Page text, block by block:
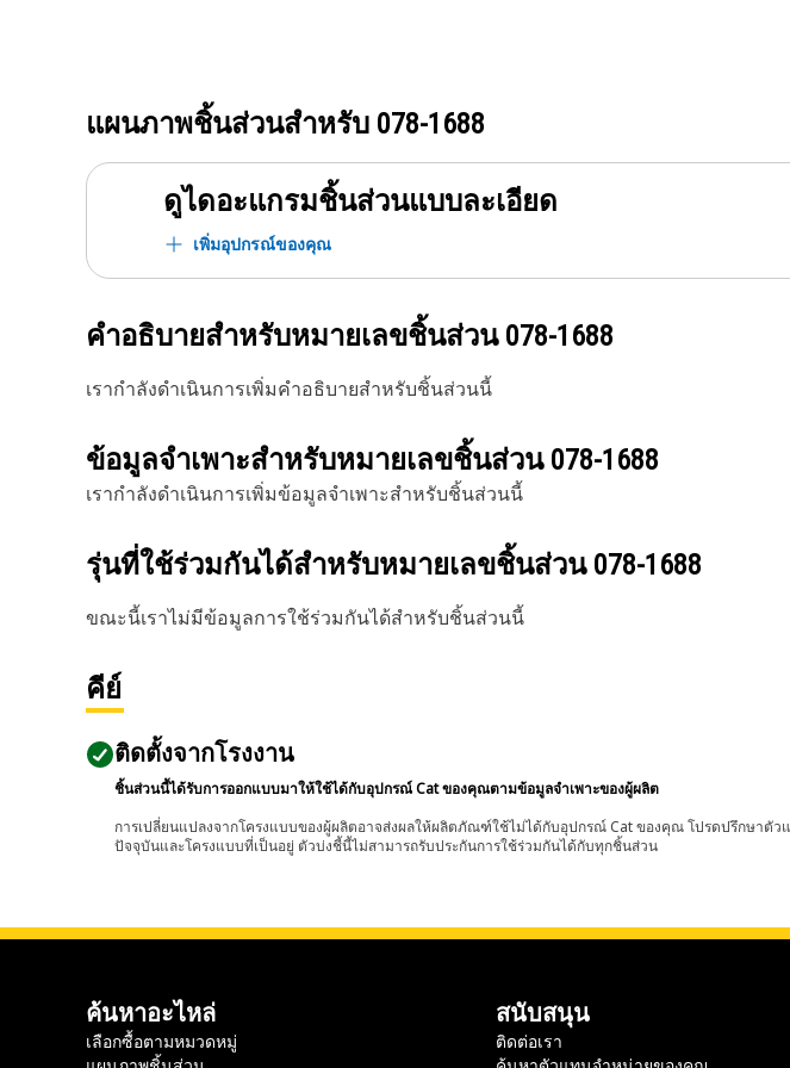
แผนภาพชิ้นส่วนสำหรับ 078-1688
ดูไดอะแกรมชิ้นส่วนแบบละเอียด
เพิ่มอุปกรณ์ของคุณ
คำอธิบายสำหรับหมายเลขชิ้นส่วน 078-1688
เรากำลังดำเนินการเพิ่มคำอธิบายสำหรับชิ้นส่วนนี้
ข้อมูลจำเพาะสำหรับหมายเลขชิ้นส่วน 078-1688
เรากำลังดำเนินการเพิ่มข้อมูลจำเพาะสำหรับชิ้นส่วนนี้
รุ่นที่ใช้ร่วมกันได้สำหรับหมายเลขชิ้นส่วน 078-1688
ขณะนี้เราไม่มีข้อมูลการใช้ร่วมกันได้สำหรับชิ้นส่วนนี้
คีย์
ติดตั้งจากโรงงาน
ชิ้นส่วนนี้ได้รับการออกแบบมาให้ใช้ได้กับอุปกรณ์ Cat ของคุณตามข้อมูลจำเพาะของผู้ผลิต
การเปลี่ยนแปลงจากโครงแบบของผู้ผลิตอาจส่งผลให้ผลิตภัณฑ์ใช้ไม่ได้กับอุปกรณ์ Cat ของคุณ โปรดปรึกษา
ปัจจุบันและโครงแบบที่เป็นอยู่ ตัวบ่งชี้นี้ไม่สามารถรับประกันการใช้ร่วมกันได้กับทุกชิ้นส่วน
ค้นหาอะไหล่
เลือกซื้อตามหมวดหมู่
สนับสนุน
ติดต่อเรา